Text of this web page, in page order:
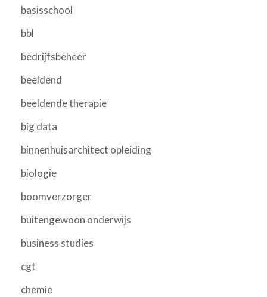
basisschool
bbl
bedrijfsbeheer
beeldend
beeldende therapie
big data
binnenhuisarchitect opleiding
biologie
boomverzorger
buitengewoon onderwijs
business studies
cgt
chemie